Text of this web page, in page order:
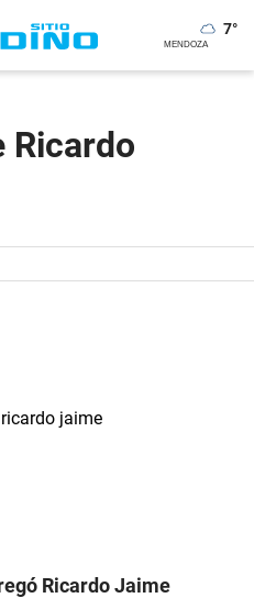
7°
Ricardo
Ricardo Jaime